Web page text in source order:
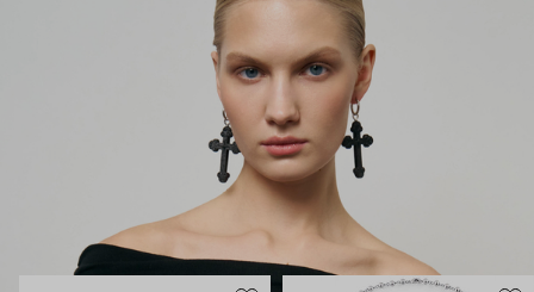
бренда Мария Калемагина не ограничивает себя в выборе
источников вдохновения. Линии женской фигуры,
магические символы и целые направления в искусстве – все
это находит отражение в коллекциях Maru Jewelry.
Украшения Maru Jewelry для тех, кто тоже считает, что арт-
объектам место не только в музеях.